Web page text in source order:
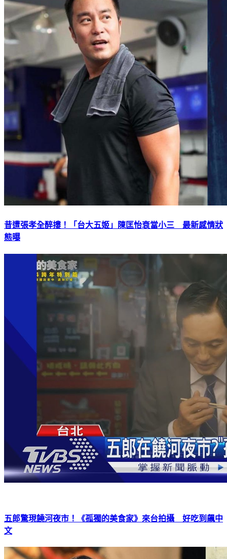
昔遭張孝全醉摟！「台大五姬」陳匡怡衰當小三 最新感情狀
態曝
五郎驚現饒河夜市！《孤獨的美食家》來台拍攝 好吃到飆中
文